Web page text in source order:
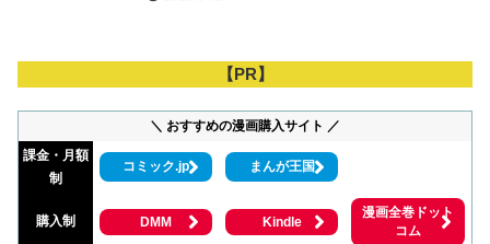
【PR】
＼ おすすめの漫画購入サイト ／
課金・月額
制
コミック.jp まんが王国
購入制 DMM Kindle
漫画全巻ドット
コム